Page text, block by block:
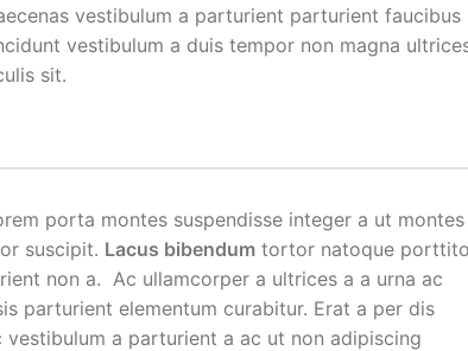
vestibulum a parturient parturient faucibus
vestibulum a duis tempor non magna
sit.
porta montes suspendisse integer a ut montes
suscipit. Lacus bibendum tortor natoque
non a. Ac ullamcorper a ultrices a a urna ac
parturient elementum curabitur. Erat a per dis
a parturient a ac ut non adipiscing